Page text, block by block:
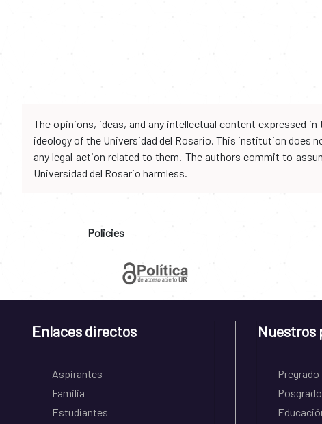
The opinions, ideas, and any intellectual content expressed
ideology of the Universidad del Rosario. This institution does
any legal action related to them. The authors commit to
Universidad del Rosario harmless.
Policies
Enlaces directos
Aspirantes
Familia
Estudiantes
Nuestros
Pregrado
Posgrado